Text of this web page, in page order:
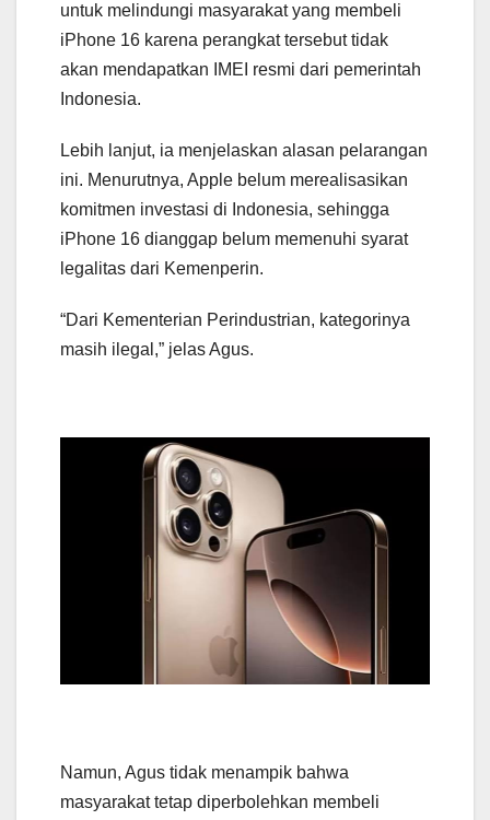
untuk melindungi masyarakat yang membeli
iPhone 16 karena perangkat tersebut tidak
akan mendapatkan IMEI resmi dari pemerintah
Indonesia.
Lebih lanjut, ia menjelaskan alasan pelarangan
ini. Menurutnya, Apple belum merealisasikan
komitmen investasi di Indonesia, sehingga
iPhone 16 dianggap belum memenuhi syarat
legalitas dari Kemenperin.
“Dari Kementerian Perindustrian, kategorinya
masih ilegal,” jelas Agus.
Namun, Agus tidak menampik bahwa
masyarakat tetap diperbolehkan membeli